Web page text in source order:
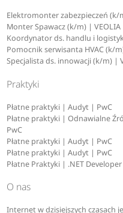
Elektromonter zabezpieczeń (k/
Monter Spawacz (k/m) | VEOLIA
Koordynator ds. handlu i
Pomocnik serwisanta HVAC (k/
Specjalista ds. innowacji (k/m) |
Praktyki
Płatne praktyki | Audyt | PwC
Płatne praktyki | Odnawialne
PwC
Płatne praktyki | Audyt | PwC
Płatne praktyki | Audyt | PwC
Płatne Praktyki | .NET
O nas
Internet w dzisiejszych czasach